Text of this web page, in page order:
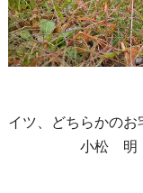
毛並みがと
イツ、どちらかの
小松 明